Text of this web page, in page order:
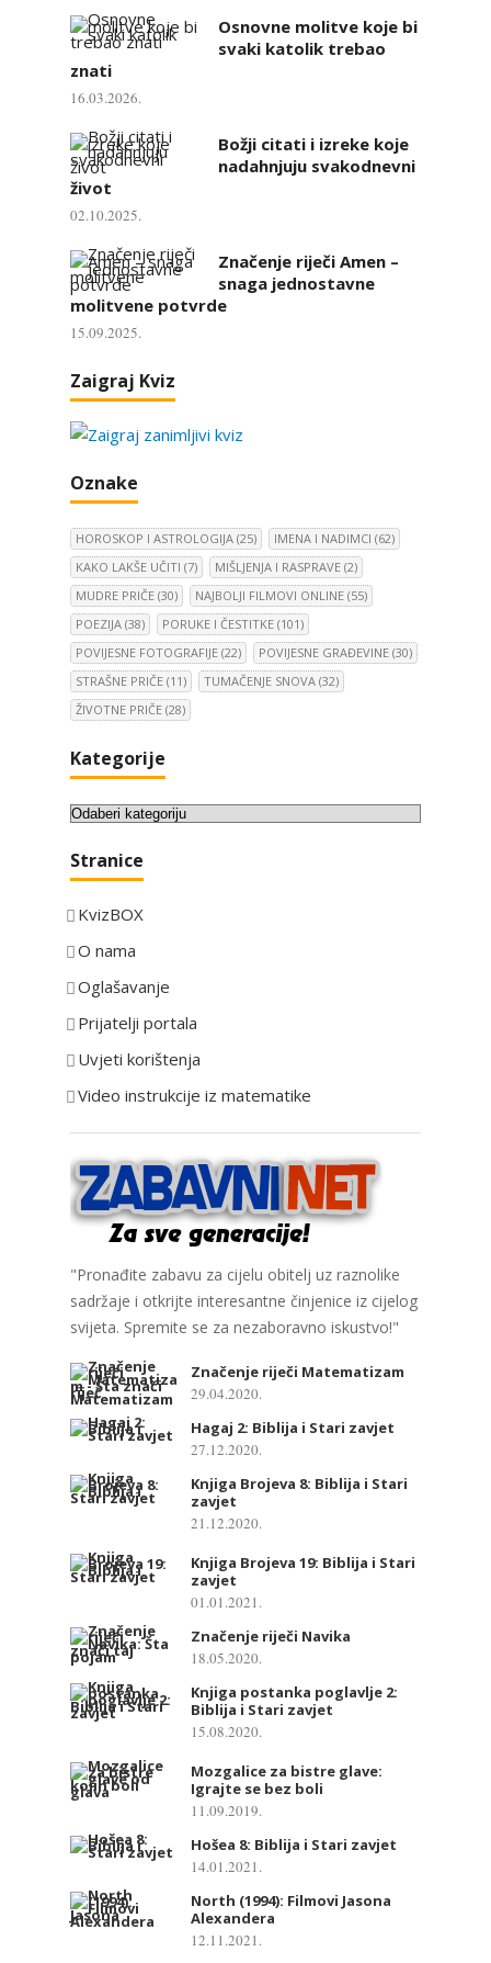
Osnovne molitve koje bi
svaki katolik trebao
znati
16.03.2026.
Božji citati i izreke koje
nadahnjuju svakodnevni
život
02.10.2025.
Značenje riječi Amen –
snaga jednostavne
molitvene potvrde
15.09.2025.
Zaigraj Kviz
Oznake
HOROSKOP I ASTROLOGIJA (25) IMENA I NADIMCI (62)
KAKO LAKŠE UČITI (7) MIŠLJENJA I RASPRAVE (2)
MUDRE PRIČE (30) NAJBOLJI FILMOVI ONLINE (55)
POEZIJA (38) PORUKE I ČESTITKE (101)
POVIJESNE FOTOGRAFIJE (22) POVIJESNE GRAĐEVINE (30)
STRAŠNE PRIČE (11) TUMAČENJE SNOVA (32)
ŽIVOTNE PRIČE (28)
Kategorije
K
t
g
o
i
j
Stranice
KvizBOX
O nama
Oglašavanje
Prijatelji portala
Uvjeti korištenja
Video instrukcije iz matematike
"Pronađite zabavu za cijelu obitelj uz raznolike
sadržaje i otkrijte interesantne činjenice iz cijelog
svijeta. Spremite se za nezaboravno iskustvo!"
Značenje riječi Matematizam
29.04.2020.
Hagaj 2: Biblija i Stari zavjet
27.12.2020.
Knjiga Brojeva 8: Biblija i Stari
zavjet
21.12.2020.
Knjiga Brojeva 19: Biblija i Stari
zavjet
01.01.2021.
Značenje riječi Navika
18.05.2020.
Knjiga postanka poglavlje 2:
Biblija i Stari zavjet
15.08.2020.
Mozgalice za bistre glave:
Igrajte se bez boli
11.09.2019.
Hošea 8: Biblija i Stari zavjet
14.01.2021.
North (1994): Filmovi Jasona
Alexandera
12.11.2021.